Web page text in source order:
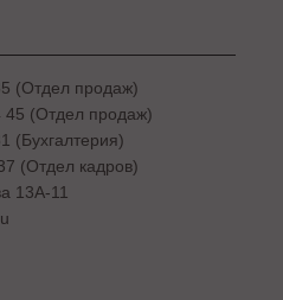
(Отдел продаж)
45 (Отдел продаж)
(Бухгалтерия)
(Отдел кадров)
13A-11